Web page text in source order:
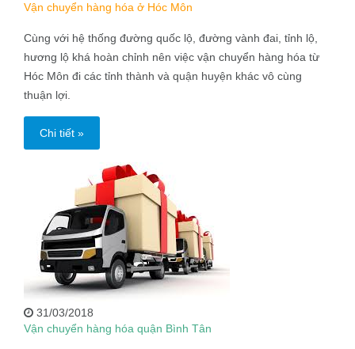
Vận chuyển hàng hóa ở Hóc Môn
Cùng với hệ thống đường quốc lộ, đường vành đai, tỉnh lộ,
hương lộ khá hoàn chỉnh nên việc vận chuyển hàng hóa từ
Hóc Môn đi các tỉnh thành và quận huyện khác vô cùng
thuận lợi.
Chi tiết »
31/03/2018
Vận chuyển hàng hóa quận Bình Tân